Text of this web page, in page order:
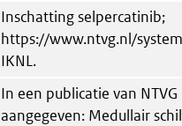
Inschatting selpercatinib;
https://www.ntvg.nl/
IKNL.
In een publicatie van
aangegeven: Medullair